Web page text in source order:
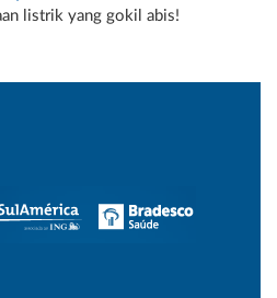
listrik yang gokil abis!